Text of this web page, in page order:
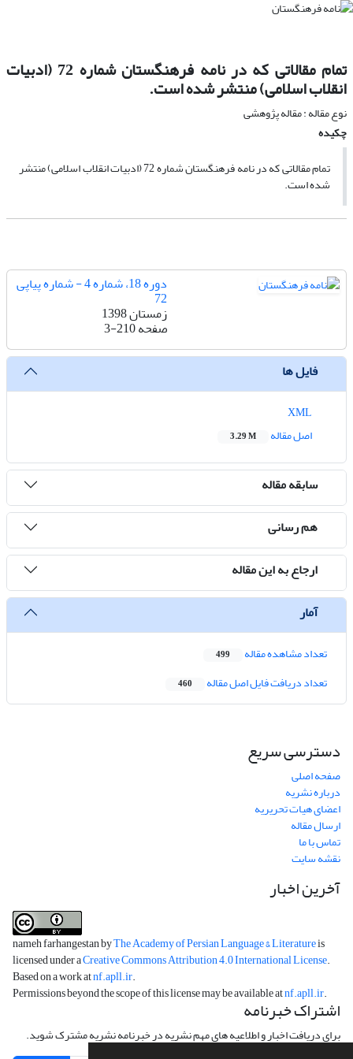
تمام مقالاتی که در نامه فرهنگستان شماره 72 (ادبیات
انقلاب اسلامی) منتشر شده است.
نوع مقاله : مقاله پژوهشی
چکیده
تمام مقالاتی که در نامه فرهنگستان شماره 72 (ادبیات انقلاب اسلامی) منتشر
شده است.
دوره 18، شماره 4 - شماره پیاپی
72
زمستان 1398
صفحه3-210
فایل ها
اصل مقاله
3.29 M
سابقه مقاله
هم رسانی
ارجاع به این مقاله
آمار
تعداد مشاهده مقاله 499
تعداد دریافت فایل اصل مقاله 460
دسترسی سریع
صفحه اصلی
درباره نشریه
اعضای هیات تحریریه
ارسال مقاله
تماس با ما
نقشه سایت
آخرین اخبار
nameh farhangestan byThe Academy of Persian Language & Literatureis
licensed under aCreative Commons Attribution 4.0 International License.
Based on a work atnf.apll.ir.
Permissions beyond the scope of this license may be available atnf.apll.ir.
اشتراک خبرنامه
برای دریافت اخبار و اطلاعیه های مهم نشریه در خبرنامه نشریه مشترک شوید.